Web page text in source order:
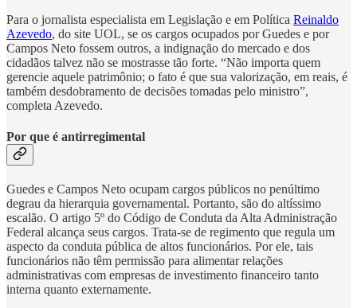
Para o jornalista especialista em Legislação e em Política Reinaldo
Azevedo, do site UOL, se os cargos ocupados por Guedes e por
Campos Neto fossem outros, a indignação do mercado e dos
cidadãos talvez não se mostrasse tão forte. “Não importa quem
gerencie aquele patrimônio; o fato é que sua valorização, em reais, é
também desdobramento de decisões tomadas pelo ministro”,
completa Azevedo.
Por que é antirregimental
Guedes e Campos Neto ocupam cargos públicos no penúltimo
degrau da hierarquia governamental. Portanto, são do altíssimo
escalão. O artigo 5º do Código de Conduta da Alta Administração
Federal alcança seus cargos. Trata-se de regimento que regula um
aspecto da conduta pública de altos funcionários. Por ele, tais
funcionários não têm permissão para alimentar relações
administrativas com empresas de investimento financeiro tanto
interna quanto externamente.